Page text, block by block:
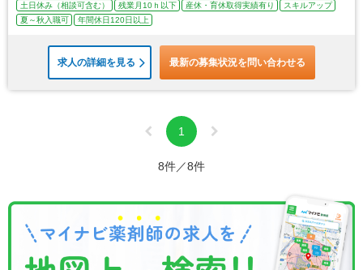
土日休み（相談可含む）
残業月10ｈ以下 産休・育休取得実績有り
スキルアップ
夏～秋入職可
年間休日120日以上
求人の詳細を見る 最新の募集状況を問い合わせる
1
8件／8件